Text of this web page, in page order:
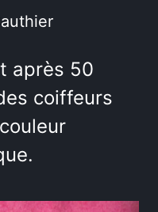
après 50
coiffeurs